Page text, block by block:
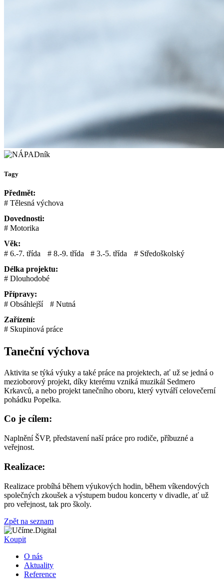
Tagy
Předmět:
Tělesná výchova
Dovednosti:
Motorika
Věk:
6.-7. třída
8.-9. třída 3.-5. třída
Středoškolský
Délka projektu:
Dlouhodobé
Přípravy:
Obsáhlejší
Nutná
Zařízení:
Skupinová práce
Taneční výchova
Aktivita se týká výuky a také práce na projektech, ať už se jedná o
mezioborový projekt, díky kterému vzniká muzikál Sedmero
Krkavců, a nebo projekt tanečního oboru, který vytváří celovečerní
pohádku Popelka.
Co je cílem:
Naplnění ŠVP, představení naší práce pro rodiče, příbuzné a
veřejnost.
Realizace:
Realizace probíhá během výukových hodin, během víkendových
společných zkoušek a výstupem budou koncerty v divadle, ať už
pro veřejnost, tak pro školy.
Zpět na seznam
Koupit
O nás
Aktuality
Reference